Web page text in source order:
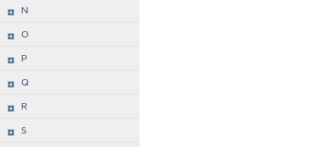
N
O
P
Q
R
S